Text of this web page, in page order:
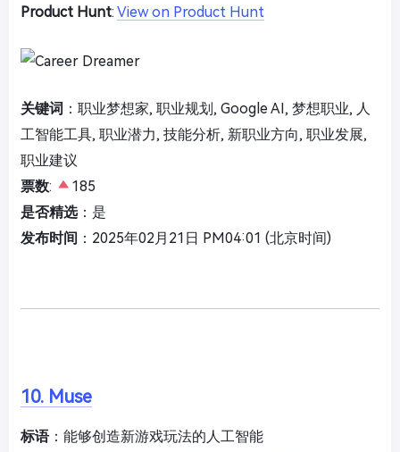
Product Hunt: View on Product Hunt
关键词 ：职业梦想家, 职业规划, Google AI, 梦想职业, 人
工智能工具, 职业潜力, 技能分析, 新职业方向, 职业发展,
职业建议
票数:
185
是否精选：是
发布时间 ：2025年02月21日 PM04:01 (北京时间)
10. Muse
标语：能够创造新游戏玩法的人工智能